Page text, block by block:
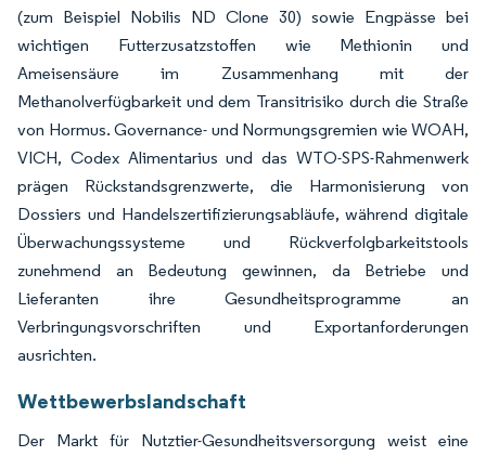
(zum Beispiel Nobilis ND Clone 30) sowie Engpässe bei
wichtigen Futterzusatzstoffen wie Methionin und
Ameisensäure im Zusammenhang mit der
Methanolverfügbarkeit und dem Transitrisiko durch die Straße
von Hormus. Governance- und Normungsgremien wie WOAH,
VICH, Codex Alimentarius und das WTO-SPS-Rahmenwerk
prägen Rückstandsgrenzwerte, die Harmonisierung von
Dossiers und Handelszertifizierungsabläufe, während digitale
Überwachungssysteme und Rückverfolgbarkeitstools
zunehmend an Bedeutung gewinnen, da Betriebe und
Lieferanten ihre Gesundheitsprogramme an
Verbringungsvorschriften und Exportanforderungen
ausrichten.
Wettbewerbslandschaft
Der Markt für Nutztier-Gesundheitsversorgung weist eine